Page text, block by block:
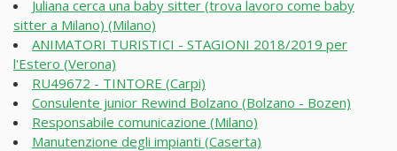
Juliana cerca una baby sitter (trova lavoro come baby
sitter a Milano) (Milano)
ANIMATORI TURISTICI - STAGIONI 2018/2019 per
l'Estero (Verona)
RU49672 - TINTORE (Carpi)
Consulente junior Rewind Bolzano (Bolzano - Bozen)
Responsabile comunicazione (Milano)
Manutenzione degli impianti (Caserta)